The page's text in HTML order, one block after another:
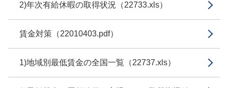
2)年次有給休暇の取得状況（22733.xls）
賃金対策（22010403.pdf）
1)地域別最低賃金の全国一覧（22737.xls）